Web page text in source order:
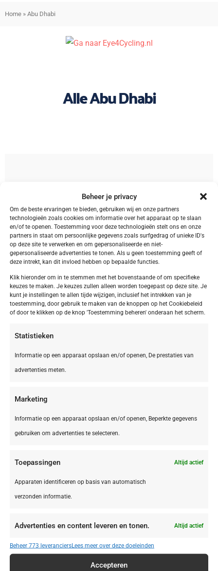
Beheer je privacy
Om de beste ervaringen te bieden, gebruiken wij en onze partners
technologieën zoals cookies om informatie over het apparaat op te slaan
en/of te openen. Toestemming voor deze technologieën stelt ons en onze
partners in staat om persoonlijke gegevens zoals surfgedrag of unieke ID's
op deze site te verwerken en om gepersonaliseerde en niet-
gepersonaliseerde advertenties te tonen. Als u geen toestemming geeft of
deze intrekt, kan dit invloed hebben op bepaalde functies.
Klik hieronder om in te stemmen met het bovenstaande of om specifieke
keuzes te maken. Je keuzes zullen alleen worden toegepast op deze site. Je
kunt je instellingen te allen tijde wijzigen, inclusief het intrekken van je
toestemming, door gebruik te maken van de knoppen op het Cookiebeleid
of door te klikken op de knop 'Toestemming beheren' onderaan het scherm.
Statistieken
Informatie op een apparaat opslaan en/of openen, De prestaties van
advertenties meten.
Marketing
Informatie op een apparaat opslaan en/of openen, Beperkte gegevens
gebruiken om advertenties te selecteren.
Toepassingen Altijd actief
Apparaten identificeren op basis van automatisch
verzonden informatie.
Advertenties en content leveren en tonen. Altijd actief
Beheer 773 leveranciersLees meer over deze doeleinden
Accepteren
Home » Abu Dhabi
Alle Abu Dhabi
Zonvakanties
Vakantiehuizen